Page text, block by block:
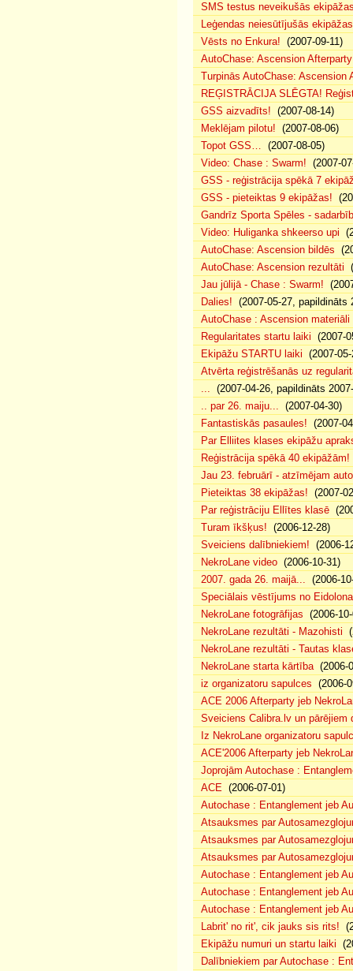
SMS testus neveikušās
Leģendas neiesūtījušās ekipāžas
Vēsts no Enkura! (2007-09-11)
AutoChase: Ascension
Turpinās AutoChase: Ascension
REĢISTRĀCIJA SLĒGTA!
GSS aizvadīts! (2007-08-14)
Meklējam pilotu! (2007-08-06)
Topot GSS… (2007-08-05)
Video: Chase : Swarm! (2007-
GSS - reģistrācija spēkā 7
GSS - pieteiktas 9 ekipāžas!
Gandrīz Sporta Spēles -
Video: Huliganka shkeerso upi
AutoChase: Ascension bildēs
AutoChase: Ascension rezultāti
Jau jūlijā - Chase : Swarm!
Dalies! (2007-05-27, papildināts
AutoChase : Ascension materiāli
Regularitates startu laiki (2007-
Ekipāžu STARTU laiki (2007-
Atvērta reģistrēšanās uz
... (2007-04-26, papildināts
.. par 26. maiju... (2007-04-30)
Fantastiskās pasaules! (2007-
Par Elliites klases ekipāžu
Reģistrācija spēkā 40 ekipāžām!
Jau 23. februārī - atzīmējam
Pieteiktas 38 ekipāžas! (2007-
Par reģistrāciju Ellītes klasē
Turam īkšķus! (2006-12-28)
Sveiciens dalībniekiem! (2006-
NekroLane video (2006-10-31)
2007. gada 26. maijā... (2006-
Speciālais vēstījums no Eidolona
NekroLane fotogrāfijas (2006-
NekroLane rezultāti - Mazohisti
NekroLane rezultāti - Tautas
NekroLane starta kārtība(2006-
iz organizatoru sapulces (2006-
ACE 2006 Afterparty jeb
Sveiciens Calibra.lv un pārējiem
Iz NekroLane organizatoru
ACE'2006 Afterparty jeb
Joprojām Autochase :
ACE (2006-07-01)
Autochase : Entanglement jeb
Atsauksmes par
Atsauksmes par
Atsauksmes par
Autochase : Entanglement jeb
Autochase : Entanglement jeb
Autochase : Entanglement jeb
Labrit' no rit', cik jauks sis rits!
Ekipāžu numuri un startu laiki
Dalībniekiem par Autochase :